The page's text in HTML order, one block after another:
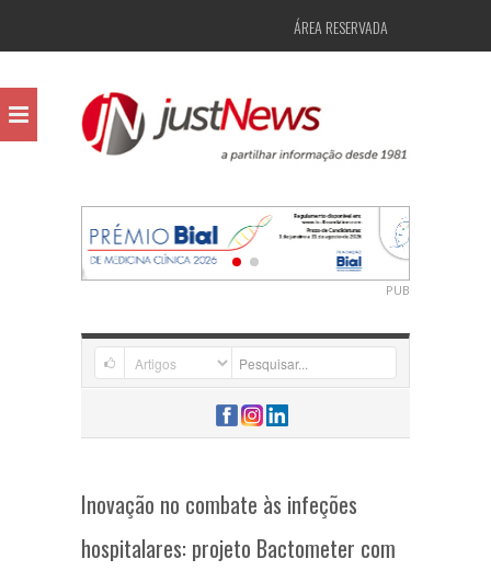
ÁREA RESERVADA
PUB
Inovação no combate às infeções
hospitalares: projeto Bactometer com